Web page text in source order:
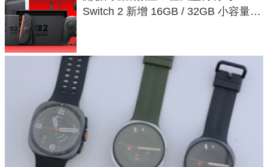
Switch 2 新增 16GB / 32GB 小容量遊